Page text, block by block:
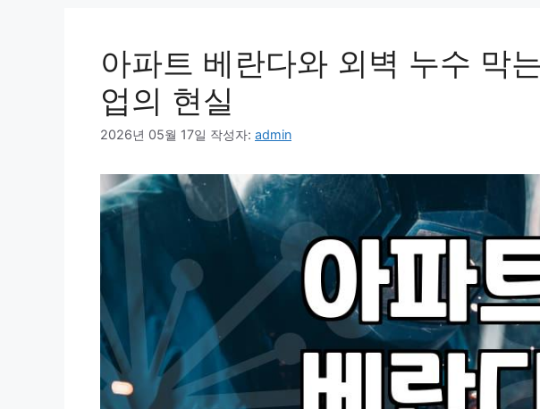
아파트 베란다와 외벽 누수 막
업의 현실
2026년 05월 17일 작성자: admin